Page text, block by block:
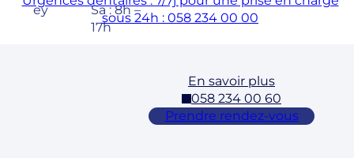
ey
Sa : 8h –
17h
En savoir plus
058 234 00 60
Prendre rendez-vous
sous 24h : 058 234 00 00